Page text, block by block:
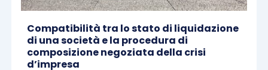
Compatibilità tra lo stato di liquidazione
di una società e la procedura di
composizione negoziata della crisi
d’impresa